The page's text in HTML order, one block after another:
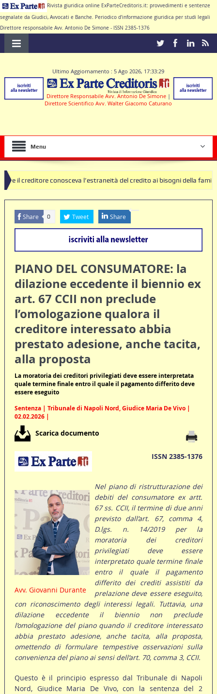
Rivista giuridica online ExParteCreditoris.it: provvedimenti e sentenze
segnalate da Giudici, Avvocati e Banche. Periodico d'informazione giuridica per studi legali
Direttore responsabile Avv. Antonio De Simone - ISSN 2385-1376
Ultimo Aggiornamento : 5 Ago 2026, 17:33:29
Direttore Responsabile Avv. Antonio De Simone |
Direttore Scientifico Avv. Walter Giacomo Caturano
Menu
conosceva l’estraneità del credito ai bisogni della famiglia
nulle deve produrre il contratto di conto corrente
Share 0 Tweet Share
PIANO DEL CONSUMATORE: la
dilazione eccedente il biennio ex
art. 67 CCII non preclude
l’omologazione qualora il
creditore interessato abbia
prestato adesione, anche tacita,
alla proposta
La moratoria dei creditori privilegiati deve essere interpretata
quale termine finale entro il quale il pagamento differito deve
essere eseguito
Sentenza | Tribunale di Napoli Nord, Giudice Maria De Vivo |
02.02.2026 |
Scarica documento
ISSN 2385-1376
Avv. Giovanni Durante
Nel piano di ristrutturazione dei
debiti del consumatore ex artt.
67 ss. CCII, il termine di due anni
previsto dall’art. 67, comma 4,
D.lgs. n. 14/2019 per la
moratoria dei creditori
privilegiati deve essere
interpretato quale termine finale
entro il quale il pagamento
differito dei crediti assistiti da
prelazione deve essere eseguito,
con riconoscimento degli interessi legali. Tuttavia, una
dilazione eccedente il biennio non preclude
l’omologazione del piano quando il creditore interessato
abbia prestato adesione, anche tacita, alla proposta,
omettendo di formulare tempestive osservazioni sulla
convenienza del piano ai sensi dell’art. 70, comma 3, CCII.
Questo è il principio espresso dal Tribunale di Napoli
Nord, Giudice Maria De Vivo, con la sentenza del 2